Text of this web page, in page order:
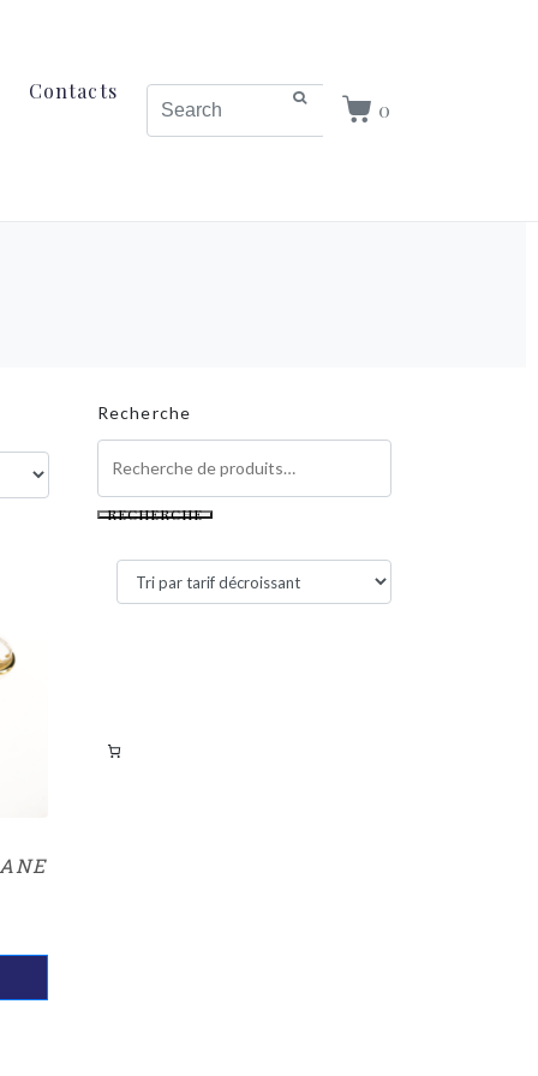
Contacts
0
Recherche
RECHERCHE